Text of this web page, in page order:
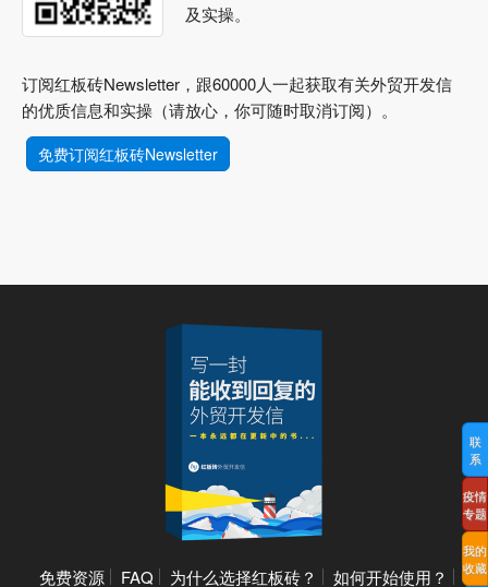
及实操。
订阅红板砖Newsletter，跟60000人一起获取有关外贸开发信
的优质信息和实操（请放心，你可随时取消订阅）。
免费订阅红板砖Newsletter
免费资源 FAQ 为什么选择红板砖？ 如何开始使用？
联
系
疫情
专题
我的
收藏